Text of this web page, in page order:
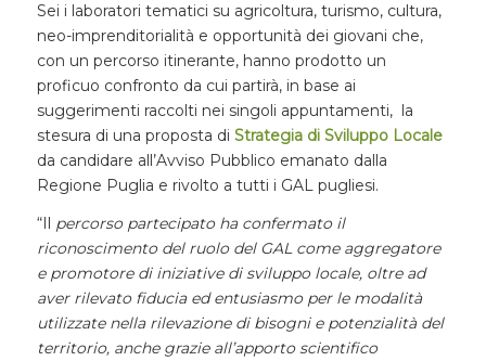
Sei i laboratori tematici su agricoltura, turismo, cultura,
neo-imprenditorialità e opportunità dei giovani che,
con un percorso itinerante, hanno prodotto un
proficuo confronto da cui partirà, in base ai
suggerimenti raccolti nei singoli appuntamenti, la
stesura di una proposta di Strategia di Sviluppo Locale
da candidare all’Avviso Pubblico emanato dalla
Regione Puglia e rivolto a tutti i GAL pugliesi.
“Il percorso partecipato ha confermato il
riconoscimento del ruolo del GAL come aggregatore
e promotore di iniziative di sviluppo locale, oltre ad
aver rilevato fiducia ed entusiasmo per le modalità
utilizzate nella rilevazione di bisogni e potenzialità del
territorio, anche grazie all’apporto scientifico